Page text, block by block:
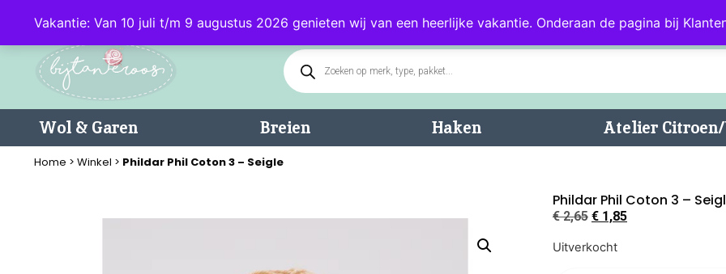
Vakantie: Van 10 juli t/m 9 augustus 2026 genieten wij van een heerlijke vakantie. Onderaan de pagina bij
Blog Klantenservice
Wol & Garen Breien Haken Atelier
Home > Winkel > Phildar Phil Coton 3 – Seigle
Phildar Phil Coton 3 –
€2,65 € 1,85
Uitverkocht